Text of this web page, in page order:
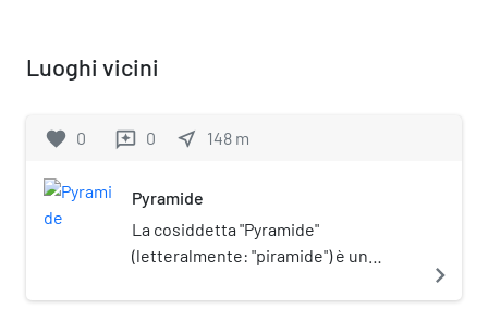
Luoghi vicini
favorite 0 reviews 0 near_me 148 m
Pyramide
La cosiddetta "Pyramide"
(letteralmente: "piramide") è un
navigate_next